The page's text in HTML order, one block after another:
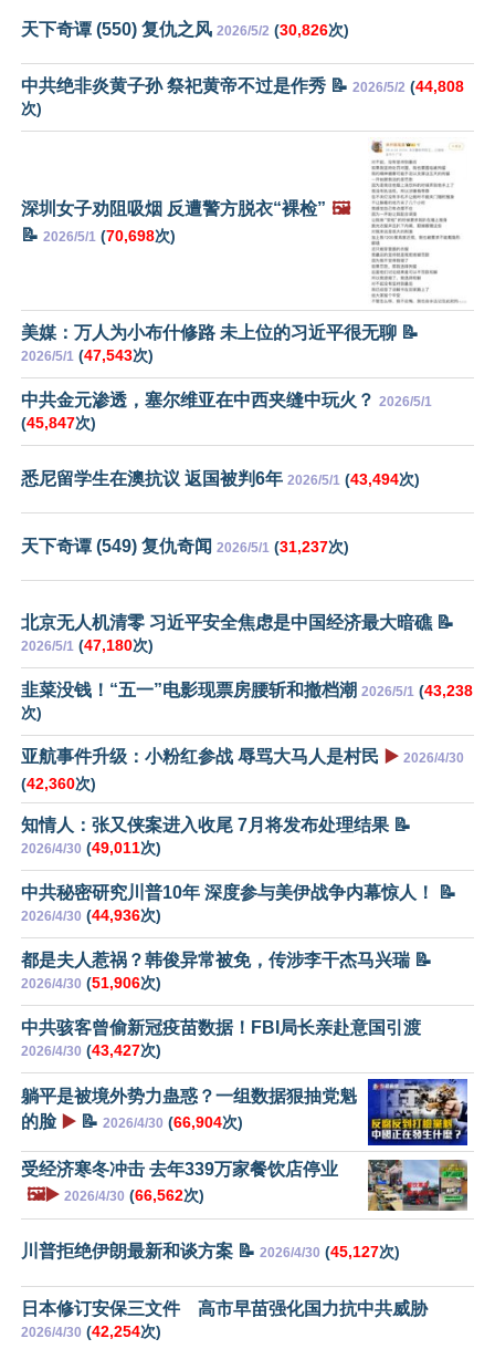
天下奇谭 (550) 复仇之风 2026/5/2 (30,826次)
中共绝非炎黄子孙 祭祀黄帝不过是作秀 📝 2026/5/2 (44,808
次)
深圳女子劝阻吸烟 反遭警方脱衣“裸检” 🖼️
📝 2026/5/1 (70,698次)
美媒：万人为小布什修路 未上位的习近平很无聊 📝
2026/5/1 (47,543次)
中共金元渗透，塞尔维亚在中西夹缝中玩火？ 2026/5/1
(45,847次)
悉尼留学生在澳抗议 返国被判6年 2026/5/1 (43,494次)
天下奇谭 (549) 复仇奇闻 2026/5/1 (31,237次)
北京无人机清零 习近平安全焦虑是中国经济最大暗礁 📝
2026/5/1 (47,180次)
韭菜没钱！“五一”电影现票房腰斩和撤档潮 2026/5/1 (43,238
次)
亚航事件升级：小粉红参战 辱骂大马人是村民 ▶️ 2026/4/30
(42,360次)
知情人：张又侠案进入收尾 7月将发布处理结果 📝
2026/4/30 (49,011次)
中共秘密研究川普10年 深度参与美伊战争内幕惊人！ 📝
2026/4/30 (44,936次)
都是夫人惹祸？韩俊异常被免，传涉李干杰马兴瑞 📝
2026/4/30 (51,906次)
中共骇客曾偷新冠疫苗数据！FBI局长亲赴意国引渡
2026/4/30 (43,427次)
躺平是被境外势力蛊惑？一组数据狠抽党魁
的脸 ▶️ 📝 2026/4/30 (66,904次)
受经济寒冬冲击 去年339万家餐饮店停业
🖼️▶️ 2026/4/30 (66,562次)
川普拒绝伊朗最新和谈方案 📝 2026/4/30 (45,127次)
日本修订安保三文件 高市早苗强化国力抗中共威胁
2026/4/30 (42,254次)